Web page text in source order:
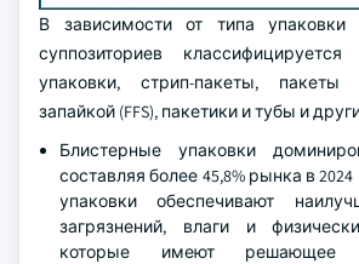
В зависимости от типа упаковки
суппозиториев
упаковки, стрип-пакеты,
запайкой (FFS), пакетики и тубы и
Блистерные упаковки
составляя более 45,8% рынка в
упаковки обеспечивают
загрязнений, влаги и
которые имеют решающее